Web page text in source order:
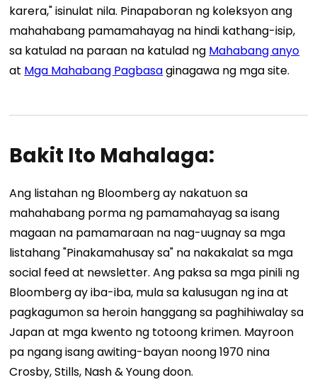
karera," isinulat nila. Pinapaboran ng koleksyon ang
mahahabang pamamahayag na hindi kathang-isip,
sa katulad na paraan na katulad ng Mahabang anyo
at Mga Mahabang Pagbasaginagawa ng mga site.
Bakit Ito Mahalaga:
Ang listahan ng Bloomberg ay nakatuon sa
mahahabang porma ng pamamahayag sa isang
magaan na pamamaraan na nag-uugnay sa mga
listahang "Pinakamahusay sa" na nakakalat sa mga
social feed at newsletter. Ang paksa sa mga pinili ng
Bloomberg ay iba-iba, mula sa kalusugan ng ina at
pagkagumon sa heroin hanggang sa paghihiwalay sa
Japan at mga kwento ng totoong krimen. Mayroon
pa ngang isang awiting-bayan noong 1970 nina
Crosby, Stills, Nash & Young doon.